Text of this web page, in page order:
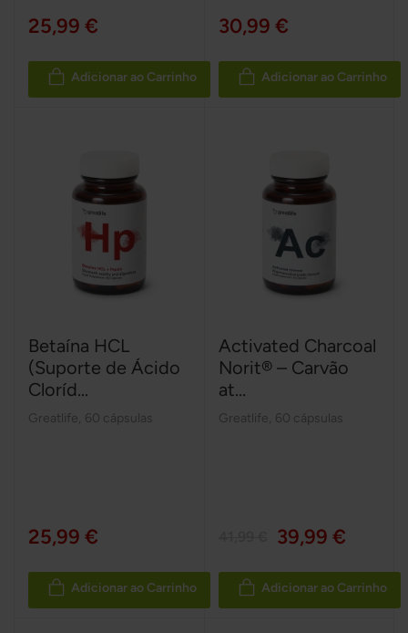
25,99 €
Adicionar ao Carrinho
30,99 €
Adicionar ao Carrinho
Betaína HCL
(Suporte de Ácido
Cloríd...
Greatlife 60 cápsulas
25,99 €
Adicionar ao Carrinho
Activated Charcoal
Norit® – Carvão
at...
Greatlife 60 cápsulas
39,99 €
Adicionar ao Carrinho